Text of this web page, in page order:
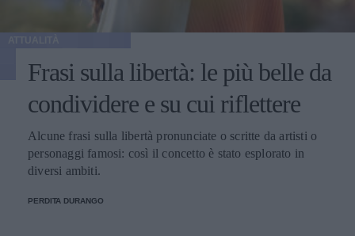
Frasi sulla libertà: le più belle da
condividere e su cui riflettere
Alcune frasi sulla libertà pronunciate o scritte da artisti o
personaggi famosi: così il concetto è stato esplorato in
diversi ambiti.
PERDITA DURANGO